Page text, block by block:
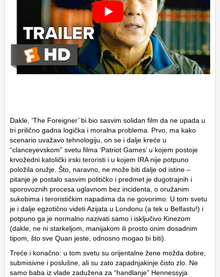
Dakle, ‘The Foreigner’ bi bio sasvim solidan film da ne upada u
tri prilično gadna logička i moralna problema. Prvo, ma kako
scenario uvažavo tehnologiju, on se i dalje kreće u
“clanceyevskom” svetu filma ‘Patriot Games’ u kojem postoje
krvožedni katolički irski teroristi i u kojem IRA nije potpuno
položila oružje. Što, naravno, ne može biti dalje od istine –
pitanje je postalo sasvim političko i predmet je dugotrajnih i
sporovoznih procesa uglavnom bez incidenta, o oružanim
sukobima i terorističkim napadima da ne govorimo. U tom svetu
je i dalje egzotično videti Azijata u Londonu (a tek u Belfastu!) i
potpuno ga je normalno nazivati samo i isključivo Kinezom
(dakle, ne ni starkeljom, manijakom ili prosto onim dosadnim
tipom, što sve Quan jeste, odnosno mogao bi biti).
Treće i konačno: u tom svetu su orijentalne žene možda dobre,
submisivne i poslušne, ali su zato zapadnjakinje čisto zlo. Ne
samo baba iz vlade zadužena za “handlanje” Hennessyja